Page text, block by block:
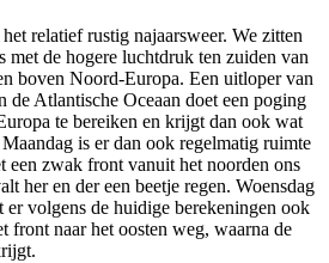
relatief rustig najaarsweer. We zitten
met de hogere luchtdruk ten zuiden van
boven Noord-Europa. Een uitloper van
de Atlantische Oceaan doet een poging
te bereiken en krijgt dan ook wat
is er dan ook regelmatig ruimte
een zwak front vanuit het noorden ons
her en der een beetje regen. Woensdag
volgens de huidige berekeningen ook
front naar het oosten weg, waarna de